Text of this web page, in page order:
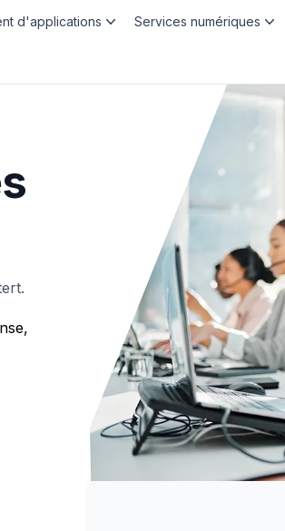
d'applications Services numériques